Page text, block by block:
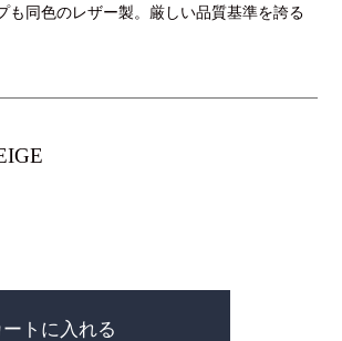
も同色のレザー製。厳しい品質基準を誇る
ートに入れる